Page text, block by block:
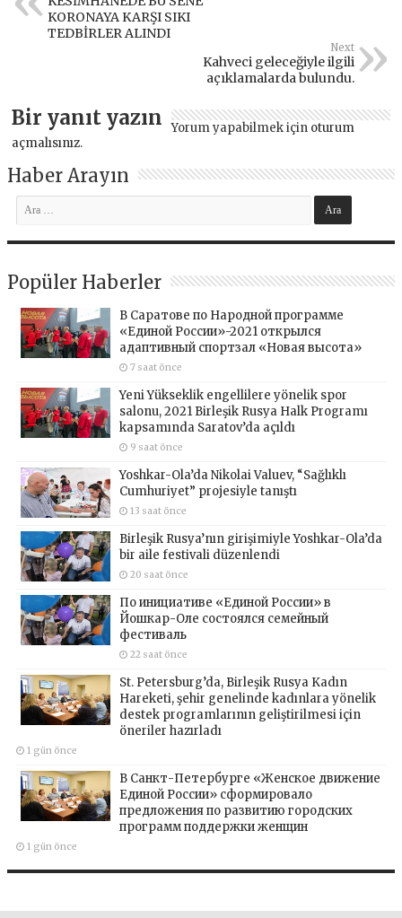
KORONAYA KARŞI SIKI
TEDBİRLER ALINDI
Next
Kahveci geleceğiyle ilgili
açıklamalarda bulundu.
Bir yanıt yazın Yorum yapabilmek için oturum
açmalısınız.
Haber Arayın
Popüler Haberler
В Саратове по Народной программе
«Единой России»-2021 открылся
адаптивный спортзал «Новая высота»
7 saat önce
Yeni Yükseklik engellilere yönelik spor
salonu, 2021 Birleşik Rusya Halk Programı
kapsamında Saratov’da açıldı
9 saat önce
Yoshkar-Ola’da Nikolai Valuev, “Sağlıklı
Cumhuriyet” projesiyle tanıştı
13 saat önce
Birleşik Rusya’nın girişimiyle Yoshkar-Ola’da
bir aile festivali düzenlendi
20 saat önce
По инициативе «Единой России» в
Йошкар-Оле состоялся семейный
фестиваль
22 saat önce
St. Petersburg’da, Birleşik Rusya Kadın
Hareketi, şehir genelinde kadınlara yönelik
destek programlarının geliştirilmesi için
öneriler hazırladı
1 gün önce
В Санкт-Петербурге «Женское движение
Единой России» сформировало
предложения по развитию городских
программ поддержки женщин
1 gün önce